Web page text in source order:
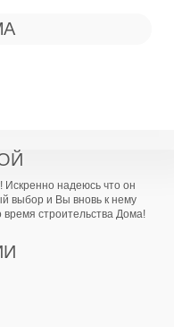
Искренно надеюсь что он
выбор и Вы вновь к нему
время строительства Дома!